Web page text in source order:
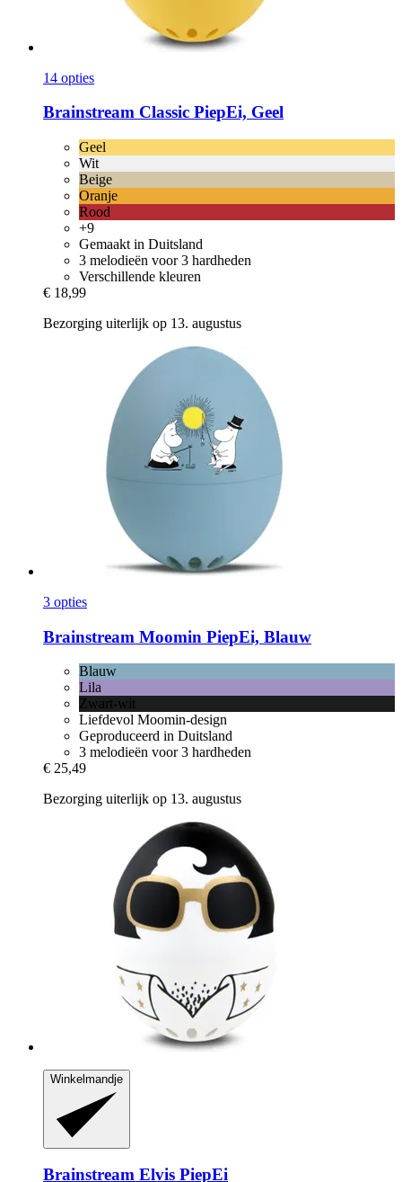
14 opties
Brainstream Classic PiepEi, Geel
Geel
Wit
Beige
Oranje
Rood
+9
Gemaakt in Duitsland
3 melodieën voor 3 hardheden
Verschillende kleuren
€ 18,99
Bezorging uiterlijk op 13. augustus
3 opties
Brainstream Moomin PiepEi, Blauw
Blauw
Lila
Zwart-wit
Liefdevol Moomin-design
Geproduceerd in Duitsland
3 melodieën voor 3 hardheden
€ 25,49
Bezorging uiterlijk op 13. augustus
Winkelmandje
Brainstream Elvis PiepEi